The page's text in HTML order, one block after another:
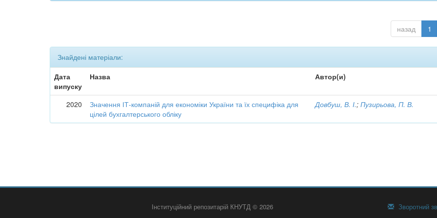
назад 1
Знайдені матеріали:
Дата
випуску
Назва Автор(и)
2020
Значення ІТ-компаній для економіки України та їх специфіка для
цілей бухгалтерського обліку
Довбуш, В. І.;Пузирьова, П. В.
Інституційний репозитарій КНУТД © 2026 Зворотний